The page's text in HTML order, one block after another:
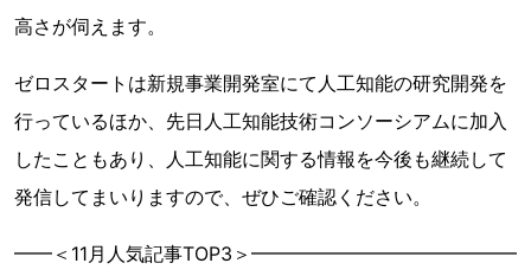
高さが伺えます。
ゼロスタートは新規事業開発室にて人工知能の研究開発を
行っているほか、先日人工知能技術コンソーシアムに加入
したこともあり、人工知能に関する情報を今後も継続して
発信してまいりますので、ぜひご確認ください。
━━＜11月人気記事TOP3＞━━━━━━━━━━━━━━